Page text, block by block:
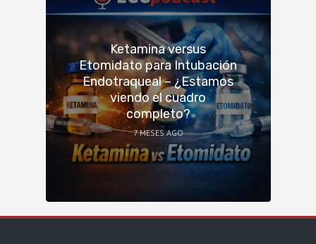
Ketamina versus
Etomidato para Intubación
Endotraqueal – ¿Estamos
viendo el cuadro
completo?
7 MESES AGO